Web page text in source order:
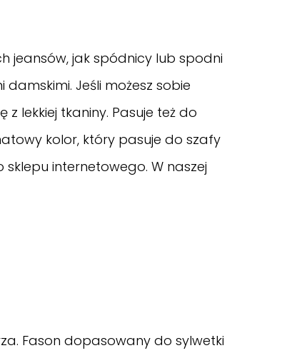
jeansów, jak spódnicy lub spodni
Jeśli możesz sobie
lekkiej tkaniny. Pasuje też do
kolor, który pasuje do szafy
sklepu internetowego. W naszej
Fason dopasowany do sylwetki